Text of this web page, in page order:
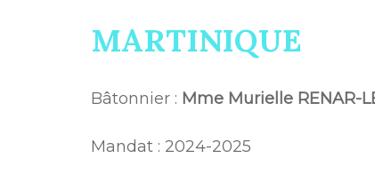
MARTINIQUE
Bâtonnier : Mme Murielle RENAR-
Mandat : 2024-2025